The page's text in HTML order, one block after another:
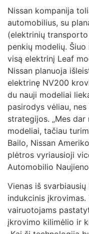
Nissan kompanija
automobilius, su
(elektrinių
penkių modelių.
visą elektrinį Leaf
Nissan planuoja
elektrinę NV200
du nauji modeliai
pasirodys vėliau,
strategijos. „Mes
modeliai, tačiau
Bailo, Nissan
plėtros vyriausioji
Automobilio
Vienas iš
indukcinis
vairuotojams
įkrovimo kilimėlio ir